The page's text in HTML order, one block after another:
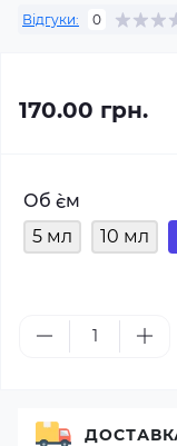
Відгуки: 0
170.00 грн.
Об `єм
5 мл
10 мл